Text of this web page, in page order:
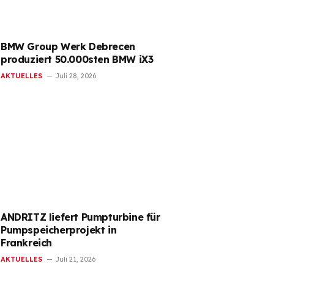
BMW Group Werk Debrecen
produziert 50.000sten BMW iX3
AKTUELLES Juli 28, 2026
ANDRITZ liefert Pumpturbine für
Pumpspeicherprojekt in
Frankreich
AKTUELLES Juli 21, 2026